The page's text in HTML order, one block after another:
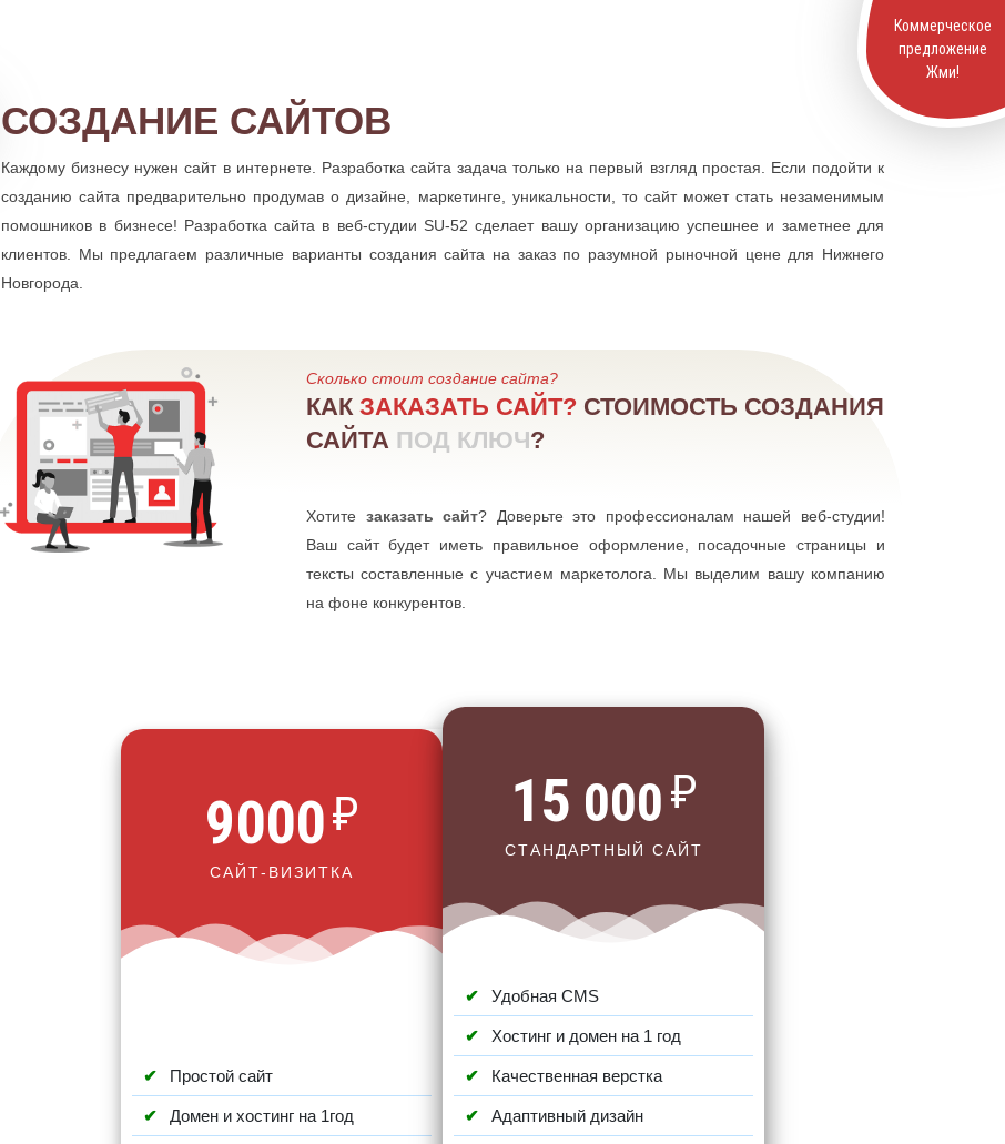
Коммерческое
предложение
Жми!
СОЗДАНИЕ САЙТОВ
Каждому бизнесу нужен сайт в интернете. Разработка сайта задача только на первый взгляд простая. Если подойти к
созданию сайта предварительно продумав о дизайне, маркетинге, уникальности, то сайт может стать незаменимым
помошников в бизнесе! Разработка сайта в веб-студии SU-52 сделает вашу организацию успешнее и заметнее для
клиентов. Мы предлагаем различные варианты создания сайта на заказ по разумной рыночной цене для Нижнего
Новгорода.
Сколько стоит создание сайта?
КАКЗАКАЗАТЬ САЙТ? СТОИМОСТЬ СОЗДАНИЯ
САЙТА ПОД КЛЮЧ?
Хотите заказать сайт? Доверьте это профессионалам нашей веб-студии!
Ваш сайт будет иметь правильное оформление, посадочные страницы и
тексты составленные с участием маркетолога. Мы выделим вашу компанию
на фоне конкурентов.
9000₽
САЙТ-ВИЗИТКА
Простой сайт
Домен и хостинг на 1год
15 000₽
СТАНДАРТНЫЙ САЙТ
Удобная CMS
Хостинг и домен на 1 год
Качественная верстка
Адаптивный дизайн